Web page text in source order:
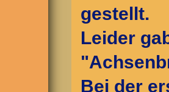
gestellt.
Leider
Bei der